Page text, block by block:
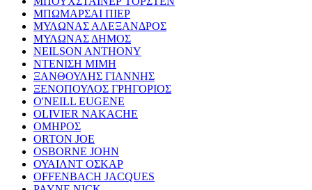
ΜΠΩΜΑΡΣΑΙ ΠΙΕΡ
ΜΥΛΩΝΑΣ ΑΛΕΞΑΝΔΡΟΣ
ΜΥΛΩΝΑΣ ΔΗΜΟΣ
NEILSON ANTHONY
ΝΤΕΝΙΣΗ ΜΙΜΗ
ΞΑΝΘΟΥΛΗΣ ΓΙΑΝΝΗΣ
ΞΕΝΟΠΟΥΛΟΣ ΓΡΗΓΟΡΙΟΣ
O'NEILL EUGENE
OLIVIER NAKACHE
ΟΜΗΡΟΣ
ORTON JOE
OSBORNE JOHN
ΟΥΑΙΛΝΤ ΟΣΚΑΡ
OFFENBACH JACQUES